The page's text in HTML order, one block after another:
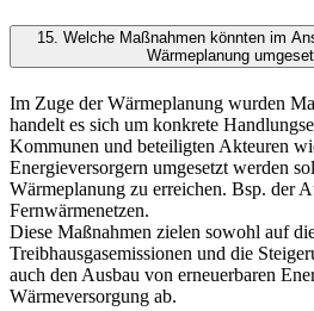
15. Welche Maßnahmen könnten im
Wärmeplanung
Im Zuge der Wärmeplanung wurden
handelt es sich um konkrete
Kommunen und beteiligten Akteuren
Energieversorgern umgesetzt werden
Wärmeplanung zu erreichen. Bsp. der
Fernwärmenetzen.
Diese Maßnahmen zielen sowohl auf
Treibhausgasemissionen und die
auch den Ausbau von erneuerbaren
Wärmeversorgung ab.